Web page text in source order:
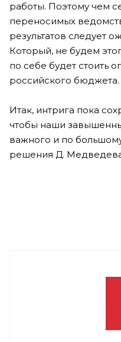
работы. Поэтому чем
переносимых
результатов следует
Который, не будем
по себе будет стоить
российского бюджета.
Итак, интрига пока
чтобы наши
важного и по
решения Д.